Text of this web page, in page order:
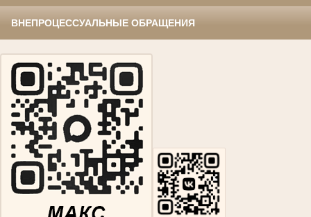
ВНЕПРОЦЕССУАЛЬНЫЕ ОБРАЩЕНИЯ